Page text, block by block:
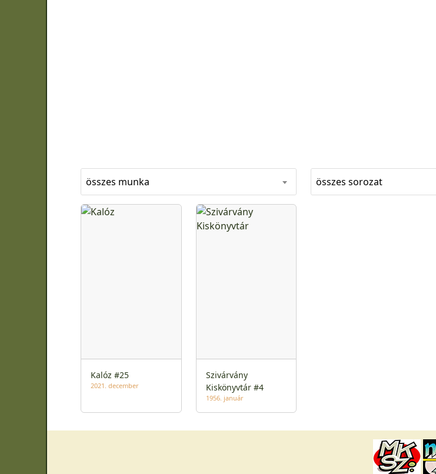
összes munka összes sorozat
Kalóz #25
2021. december
Szivárvány
Kiskönyvtár #4
1956. január